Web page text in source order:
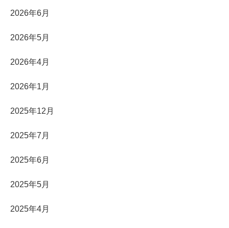
2026年6月
2026年5月
2026年4月
2026年1月
2025年12月
2025年7月
2025年6月
2025年5月
2025年4月